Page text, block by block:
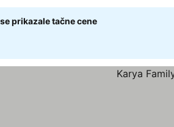
prikazale tačne cene